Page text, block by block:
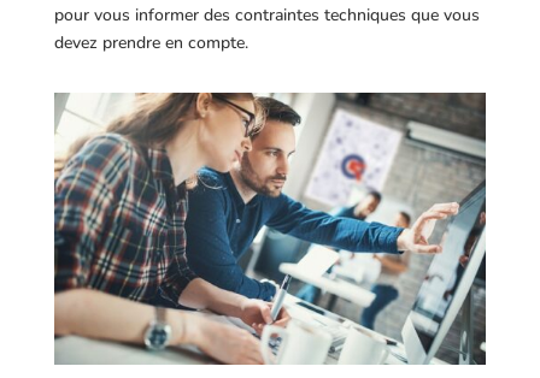
pour vous informer des contraintes techniques que vous
devez prendre en compte.